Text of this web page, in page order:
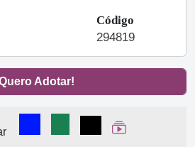
Código
294819
Adotar!
Compartilhar no Facebook
Compartilhar no
Compartilhar
Ver Web Story